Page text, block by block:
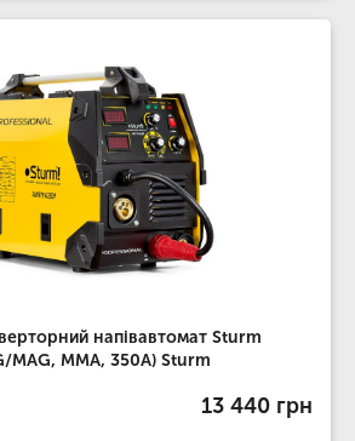
напівавтомат Sturm
MAG, MMA, 350А) Sturm
13 440 грн